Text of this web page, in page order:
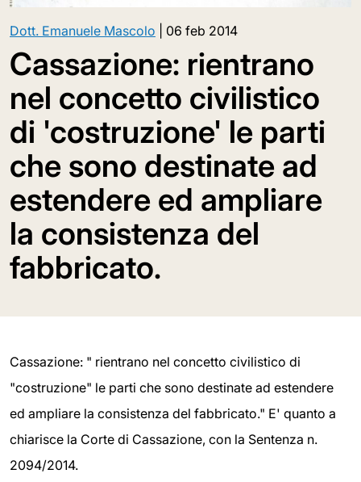
Dott. Emanuele Mascolo 06 feb 2014
Cassazione: rientrano
nel concetto civilistico
di 'costruzione' le parti
che sono destinate ad
estendere ed ampliare
la consistenza del
fabbricato.
Cassazione: " rientrano nel concetto civilistico di
"costruzione" le parti che sono destinate ad estendere
ed ampliare la consistenza del fabbricato." E' quanto a
chiarisce la Corte di Cassazione, con la Sentenza n.
2094/2014.